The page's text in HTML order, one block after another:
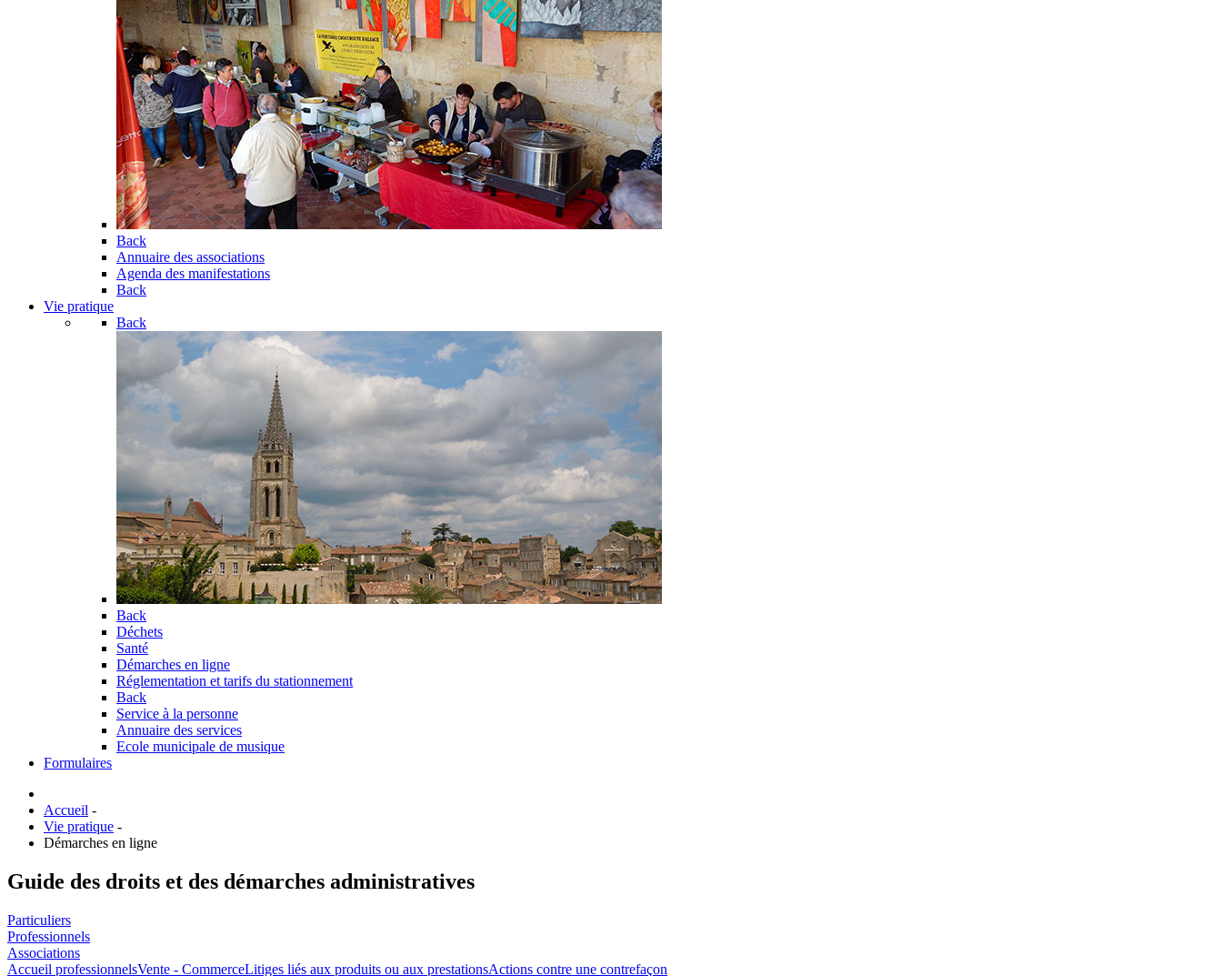
Back
Annuaire des associations
Agenda des manifestations
Back
Vie pratique
Back
Back
Déchets
Santé
Démarches en ligne
Réglementation et tarifs du stationnement
Back
Service à la personne
Annuaire des services
Ecole municipale de musique
Formulaires
Accueil -
Vie pratique -
Démarches en ligne
Guide des droits et des démarches administratives
Particuliers
Professionnels
Associations
Accueil professionnelsVente - CommerceLitiges liés aux produits ou aux prestationsActions contre une contrefaçon